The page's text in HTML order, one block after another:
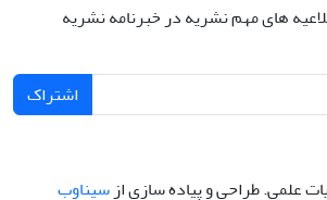
های مهم نشریه در خبرنامه نشریه
اشتراک
علمی.طراحی و پیاده سازی ازسیناوب